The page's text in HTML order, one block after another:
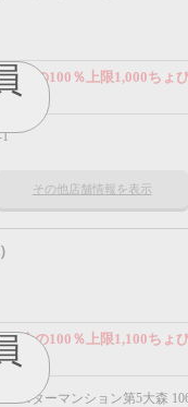
代金の100％上限1,000ちょ
その他店舗情報を表示
代金の100％上限1,100ちょ
スターマンション第5大森